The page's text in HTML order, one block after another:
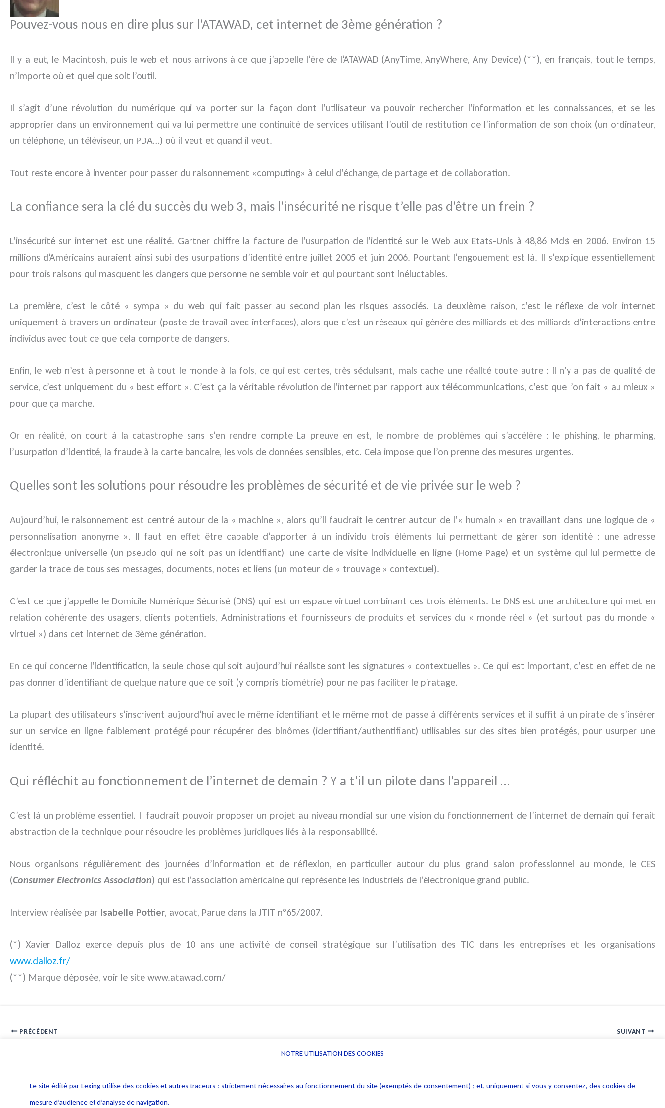
Pouvez-vous nous en dire plus sur l’ATAWAD, cet internet de 3ème génération ?
Il y a eut, le Macintosh, puis le web et nous arrivons à ce que j’appelle l’ère de l’ATAWAD (AnyTime, AnyWhere, Any Device) (**), en français, tout le temps,
n’importe où et quel que soit l’outil.
Il s’agit d’une révolution du numérique qui va porter sur la façon dont l’utilisateur va pouvoir rechercher l’information et les connaissances, et se les
approprier dans un environnement qui va lui permettre une continuité de services utilisant l’outil de restitution de l’information de son choix (un ordinateur,
un téléphone, un téléviseur, un PDA…) où il veut et quand il veut.
Tout reste encore à inventer pour passer du raisonnement «computing» à celui d’échange, de partage et de collaboration.
La confiance sera la clé du succès du web 3, mais l’insécurité ne risque t’elle pas d’être un frein ?
L’insécurité sur internet est une réalité. Gartner chiffre la facture de l’usurpation de l’identité sur le Web aux Etats-Unis à 48,86 Md$ en 2006. Environ 15
millions d’Américains auraient ainsi subi des usurpations d’identité entre juillet 2005 et juin 2006. Pourtant l’engouement est là. Il s’explique essentiellement
pour trois raisons qui masquent les dangers que personne ne semble voir et qui pourtant sont inéluctables.
La première, c’est le côté « sympa » du web qui fait passer au second plan les risques associés. La deuxième raison, c’est le réflexe de voir internet
uniquement à travers un ordinateur (poste de travail avec interfaces), alors que c’est un réseaux qui génère des milliards et des milliards d’interactions entre
individus avec tout ce que cela comporte de dangers.
Enfin, le web n’est à personne et à tout le monde à la fois, ce qui est certes, très séduisant, mais cache une réalité toute autre : il n’y a pas de qualité de
service, c’est uniquement du « best effort ». C’est ça la véritable révolution de l’internet par rapport aux télécommunications, c’est que l’on fait « au mieux »
pour que ça marche.
Or en réalité, on court à la catastrophe sans s’en rendre compte La preuve en est, le nombre de problèmes qui s’accélère : le phishing, le pharming,
l’usurpation d’identité, la fraude à la carte bancaire, les vols de données sensibles, etc. Cela impose que l’on prenne des mesures urgentes.
Quelles sont les solutions pour résoudre les problèmes de sécurité et de vie privée sur le web ?
Aujourd’hui, le raisonnement est centré autour de la « machine », alors qu’il faudrait le centrer autour de l’« humain » en travaillant dans une logique de «
personnalisation anonyme ». Il faut en effet être capable d’apporter à un individu trois éléments lui permettant de gérer son identité : une adresse
électronique universelle (un pseudo qui ne soit pas un identifiant), une carte de visite individuelle en ligne (Home Page) et un système qui lui permette de
garder la trace de tous ses messages, documents, notes et liens (un moteur de « trouvage » contextuel).
C’est ce que j’appelle le Domicile Numérique Sécurisé (DNS) qui est un espace virtuel combinant ces trois éléments. Le DNS est une architecture qui met en
relation cohérente des usagers, clients potentiels, Administrations et fournisseurs de produits et services du « monde réel » (et surtout pas du monde «
virtuel ») dans cet internet de 3ème génération.
En ce qui concerne l’identification, la seule chose qui soit aujourd’hui réaliste sont les signatures « contextuelles ». Ce qui est important, c’est en effet de ne
pas donner d’identifiant de quelque nature que ce soit (y compris biométrie) pour ne pas faciliter le piratage.
La plupart des utilisateurs s’inscrivent aujourd’hui avec le même identifiant et le même mot de passe à différents services et il suffit à un pirate de s’insérer
sur un service en ligne faiblement protégé pour récupérer des binômes (identifiant/authentifiant) utilisables sur des sites bien protégés, pour usurper une
identité.
Qui réfléchit au fonctionnement de l’internet de demain ? Y a t’il un pilote dans l’appareil …
C’est là un problème essentiel. Il faudrait pouvoir proposer un projet au niveau mondial sur une vision du fonctionnement de l’internet de demain qui ferait
abstraction de la technique pour résoudre les problèmes juridiques liés à la responsabilité.
Nous organisons régulièrement des journées d’information et de réflexion, en particulier autour du plus grand salon professionnel au monde, le CES
(Consumer Electronics Association) qui est l’association américaine qui représente les industriels de l’électronique grand public.
Interview réalisée par Isabelle Pottier, avocat, Parue dans la JTIT n°65/2007.
(*) Xavier Dalloz exerce depuis plus de 10 ans une activité de conseil stratégique sur l’utilisation des TIC dans les entreprises et les organisations
www.dalloz.fr/
(**) Marque déposée, voir le site www.atawad.com/
PRÉCÉDENT SUIVANT
NOTRE UTILISATION DES COOKIES
Le site édité par Lexing utilise des cookies et autres traceurs : strictement nécessaires au fonctionnement du site (exemptés de consentement) ; et, uniquement si vous y consentez, des cookies de
mesure d’audience et d’analyse de navigation.